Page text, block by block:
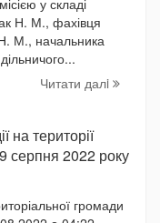
у складі
Н. М., фахівця
М., начальника
Читати далi
на території
серпня 2022 року
громади